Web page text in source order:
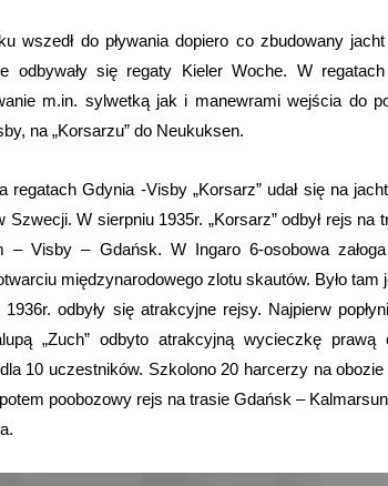
wszedł do pływania dopiero co zbudowany
odbywały się regaty Kieler Woche. W
m.in. sylwetką jak i manewrami wejścia do
na „Korsarzu” do Neukuksen.
regatach Gdynia -Visby „Korsarz” udał się na
Szwecji. W sierpniu 1935r. „Korsarz” odbył rejs
– Visby – Gdańsk. W Ingaro 6-osobowa
międzynarodowego zlotu skautów. Było tam
odbyły się atrakcyjne rejsy. Najpierw
„Zuch” odbyto atrakcyjną wycieczkę prawą
10 uczestników. Szkolono 20 harcerzy na
poobozowy rejs na trasie Gdańsk –